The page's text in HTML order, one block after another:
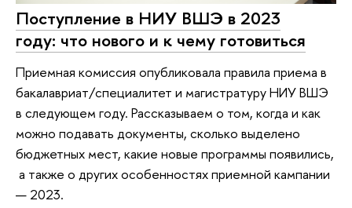
Поступление в НИУ ВШЭ в 2023
году: что нового и к чему готовиться
Приемная комиссия опубликовала правила приема в
бакалавриат/специалитет и магистратуру НИУ ВШЭ
в следующем году. Рассказываем о том, когда и как
можно подавать документы, сколько выделено
бюджетных мест, какие новые программы появились,
а также о других особенностях приемной кампании
— 2023.